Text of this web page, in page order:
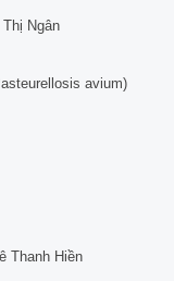
Ngân
avium)
Thanh Hiền